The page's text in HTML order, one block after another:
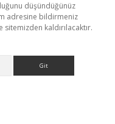
düşündüğünüz
adresine bildirmeniz
kaldırılacaktır.